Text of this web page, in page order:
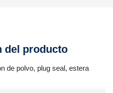
del producto
de polvo, plug seal, estera